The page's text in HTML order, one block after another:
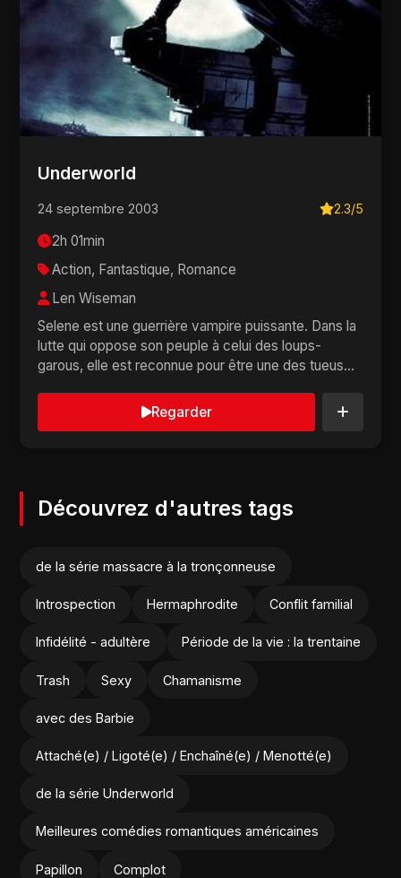
Underworld
24 septembre 2003 2.3/5
2h 01min
Action, Fantastique, Romance
Len Wiseman
Selene est une guerrière vampire puissante. Dans la
lutte qui oppose son peuple à celui des loups-
garous, elle est reconnue pour être une des tueus...
Regarder
Découvrez d'autres tags
de la série massacre à la tronçonneuse
Introspection Hermaphrodite Conflit familial
Infidélité - adultère Période de la vie : la trentaine
Trash Sexy Chamanisme
avec des Barbie
Attaché(e) / Ligoté(e) / Enchaîné(e) / Menotté(e)
de la série Underworld
Meilleures comédies romantiques américaines
Papillon Complot